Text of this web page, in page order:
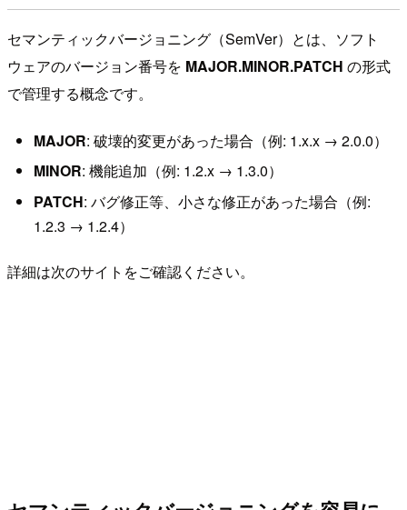
セマンティックバージョニング（SemVer）とは、ソフト
ウェアのバージョン番号を MAJOR.MINOR.PATCH の形式
で管理する概念です。
MAJOR: 破壊的変更があった場合（例: 1.x.x → 2.0.0）
MINOR: 機能追加（例: 1.2.x → 1.3.0）
PATCH: バグ修正等、小さな修正があった場合（例:
1.2.3 → 1.2.4）
詳細は次のサイトをご確認ください。